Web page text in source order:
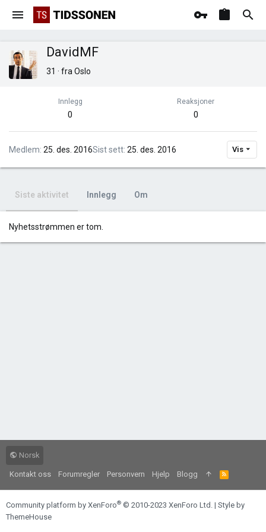
DavidMF
31 · fra Oslo
Innlegg
0
Reaksjoner
0
Medlem 25. des. 2016Sist sett 25. des. 2016 Vis
Siste aktivitet Innlegg Om
Nyhetsstrømmen er tom.
Norsk
Kontakt oss Forumregler Personvern Hjelp Blogg
R
S
S
Community platform by XenForo® © 2010-2023 XenForo Ltd. | Style by
ThemeHouse